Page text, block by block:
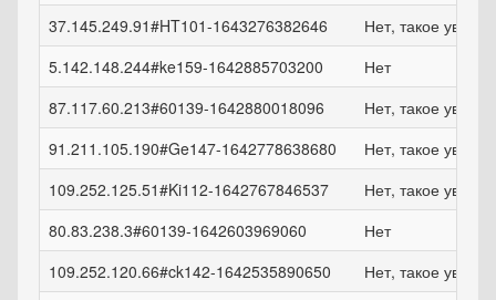
37.145.249.91#HT101-1643276382646
Нет, такое
5.142.148.244#ke159-1642885703200
Нет
87.117.60.213#60139-1642880018096
Нет, такое
91.211.105.190#Ge147-1642778638680
Нет, такое
109.252.125.51#Ki112-1642767846537
Нет, такое
80.83.238.3#60139-1642603969060
Нет
109.252.120.66#ck142-1642535890650
Нет, такое